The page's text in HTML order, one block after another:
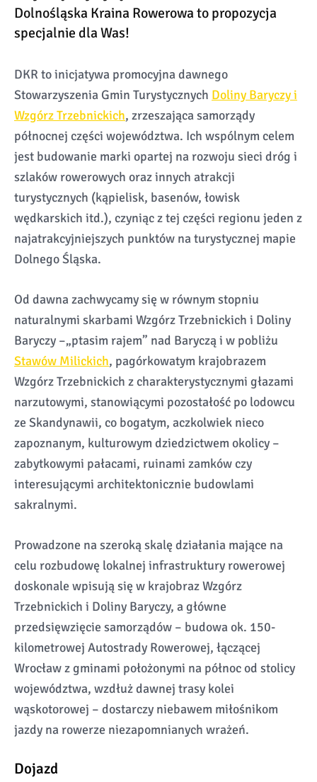
Dolnośląska Kraina Rowerowa to propozycja
specjalnie dla Was!
DKR to inicjatywa promocyjna dawnego
Stowarzyszenia Gmin Turystycznych Doliny Baryczy i
Wzgórz Trzebnickich, zrzeszająca samorządy
północnej części województwa. Ich wspólnym celem
jest budowanie marki opartej na rozwoju sieci dróg i
szlaków rowerowych oraz innych atrakcji
turystycznych (kąpielisk, basenów, łowisk
wędkarskich itd.), czyniąc z tej części regionu jeden z
najatrakcyjniejszych punktów na turystycznej mapie
Dolnego Śląska.
Od dawna zachwycamy się w równym stopniu
naturalnymi skarbami Wzgórz Trzebnickich i Doliny
Baryczy –„ptasim rajem” nad Baryczą i w pobliżu
Stawów Milickich, pagórkowatym krajobrazem
Wzgórz Trzebnickich z charakterystycznymi głazami
narzutowymi, stanowiącymi pozostałość po lodowcu
ze Skandynawii, co bogatym, aczkolwiek nieco
zapoznanym, kulturowym dziedzictwem okolicy –
zabytkowymi pałacami, ruinami zamków czy
interesującymi architektonicznie budowlami
sakralnymi.
Prowadzone na szeroką skalę działania mające na
celu rozbudowę lokalnej infrastruktury rowerowej
doskonale wpisują się w krajobraz Wzgórz
Trzebnickich i Doliny Baryczy, a główne
przedsięwzięcie samorządów – budowa ok. 150-
kilometrowej Autostrady Rowerowej, łączącej
Wrocław z gminami położonymi na północ od stolicy
województwa, wzdłuż dawnej trasy kolei
wąskotorowej – dostarczy niebawem miłośnikom
jazdy na rowerze niezapomnianych wrażeń.
Dojazd